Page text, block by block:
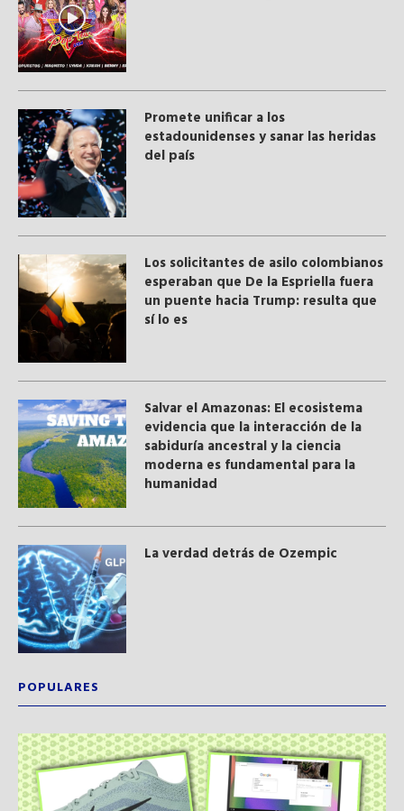
Promete unificar a los
estadounidenses y sanar las heridas
del país
Los solicitantes de asilo colombianos
esperaban que De la Espriella fuera
un puente hacia Trump: resulta que
sí lo es
Salvar el Amazonas: El ecosistema
evidencia que la interacción de la
sabiduría ancestral y ​la ciencia
moderna​ es fundamental para la
humanidad
La verdad detrás de Ozempic
POPULARES